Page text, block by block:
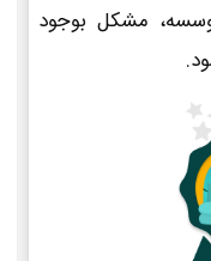
مشکل بوجود